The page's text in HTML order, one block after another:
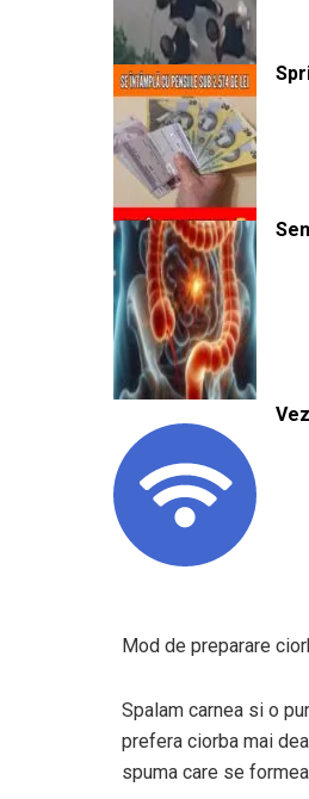
Mod de preparare
Spalam carnea si o
prefera ciorba mai
spuma care se